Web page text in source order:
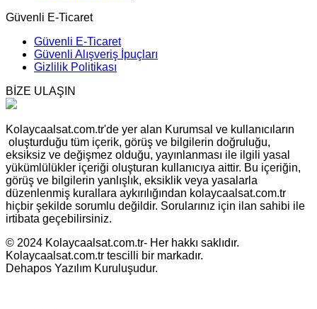
Güvenli E-Ticaret
Güvenli E-Ticaret
Güvenli Alışveriş İpuçları
Gizlilik Politikası
BİZE ULAŞIN
Kolaycaalsat.com.tr'de yer alan Kurumsal ve kullanıcıların
oluşturduğu tüm içerik, görüş ve bilgilerin doğruluğu,
eksiksiz ve değişmez olduğu, yayınlanması ile ilgili yasal
yükümlülükler içeriği oluşturan kullanıcıya aittir. Bu içeriğin,
görüş ve bilgilerin yanlışlık, eksiklik veya yasalarla
düzenlenmiş kurallara aykırılığından kolaycaalsat.com.tr
hiçbir şekilde sorumlu değildir. Sorularınız için ilan sahibi ile
irtibata geçebilirsiniz.
© 2024 Kolaycaalsat.com.tr- Her hakkı saklıdır.
Kolaycaalsat.com.tr tescilli bir markadır.
Dehapos Yazılım Kuruluşudur.